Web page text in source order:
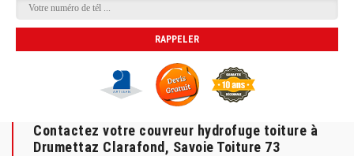
Contactez votre couvreur hydrofuge toiture à
Drumettaz Clarafond, Savoie Toiture 73